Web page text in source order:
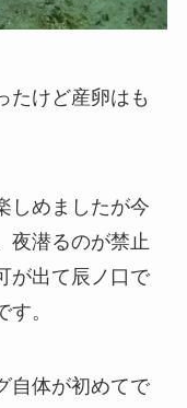
たけど産卵はも
しめましたが今
夜潜るのが禁止
が出て辰ノ口で
。
自体が初めてで